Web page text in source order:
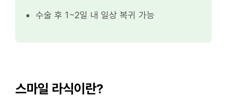
수술 후 1~2일 내 일상 복귀 가능
스마일 라식이란?